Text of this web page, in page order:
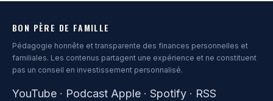
BON PÈRE DE FAMILLE
Pédagogie honnête et transparente des finances personnelles et
familiales. Les contenus partagent une expérience et ne constituent
pas un conseil en investissement personnalisé.
YouTube · Podcast Apple · Spotify · RSS